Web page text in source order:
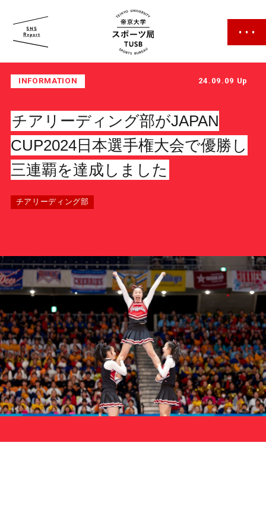
帝京大学 スポーツ局
スポーツ局について
クラブ紹介
サポーターの会カレンダー
お知らせ
サポート情報
運動部支援
お問い合わせ
プライバシーポリシー
INFORMATION 24.09.09 Up
チアリーディング部がJAPAN
CUP2024日本選手権大会で優勝し
三連覇を達成しました
チアリーディング部